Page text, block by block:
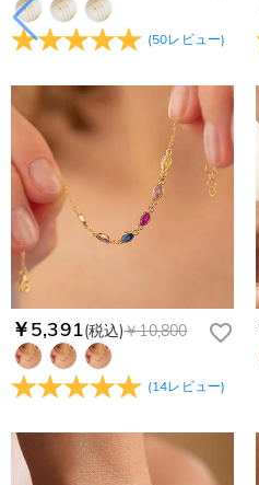
(50レビュー)
￥5,391(税込)￥10,800
(14レビュー)